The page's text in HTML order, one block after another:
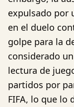
expulsado por
en el duelo
golpe para la
considerado
lectura de
partidos por
FIFA, lo que lo